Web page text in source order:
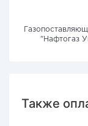
"Нафтогаз
Также